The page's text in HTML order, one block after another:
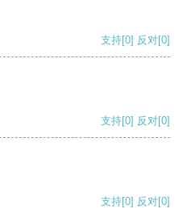
支持[0] 反对[0]
支持[0] 反对[0]
支持[0] 反对[0]